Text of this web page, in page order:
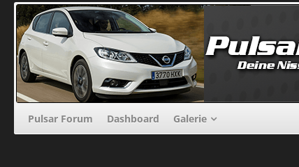
Pulsar Forum Dashboard Galerie